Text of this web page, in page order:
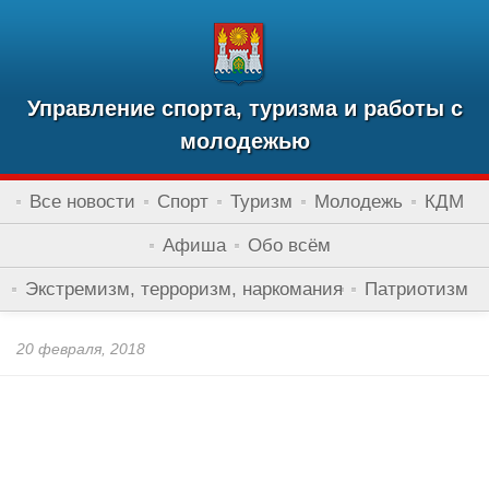
Управление спорта, туризма и работы с
молодежью
Все новости Спорт Туризм Молодежь КДМ
Афиша Обо всём
Экстремизм, терроризм, наркомания Патриотизм
20 февраля, 2018